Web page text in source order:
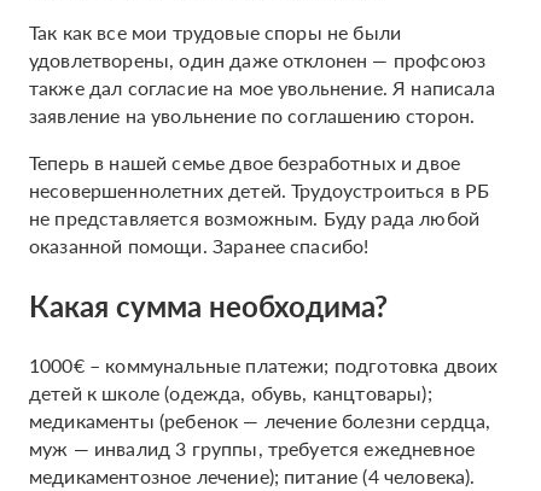
Так как все мои трудовые споры не были
удовлетворены, один даже отклонен — профсоюз
также дал согласие на мое увольнение. Я написала
заявление на увольнение по соглашению сторон.
Теперь в нашей семье двое безработных и двое
несовершеннолетних детей. Трудоустроиться в РБ
не представляется возможным. Буду рада любой
оказанной помощи. Заранее спасибо!
Какая сумма необходима?
1000€ – коммунальные платежи; подготовка двоих
детей к школе (одежда, обувь, канцтовары);
медикаменты (ребенок — лечение болезни сердца,
муж — инвалид 3 группы, требуется ежедневное
медикаментозное лечение); питание (4 человека).